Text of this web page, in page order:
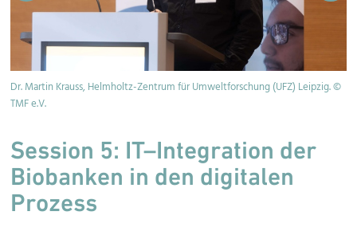
Dr. Martin Krauss, Helmholtz-Zentrum für Umweltforschung (UFZ) Leipzig. ©
TMF e.V.
Session 5: IT–Integration der
Biobanken in den digitalen
Prozess